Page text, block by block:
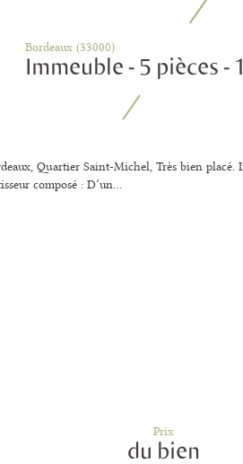
Bordeaux (33000)
Immeuble - 5 pièces -
Quartier Saint-Michel, Très bien placé.
composé : D’un...
Prix
du bien